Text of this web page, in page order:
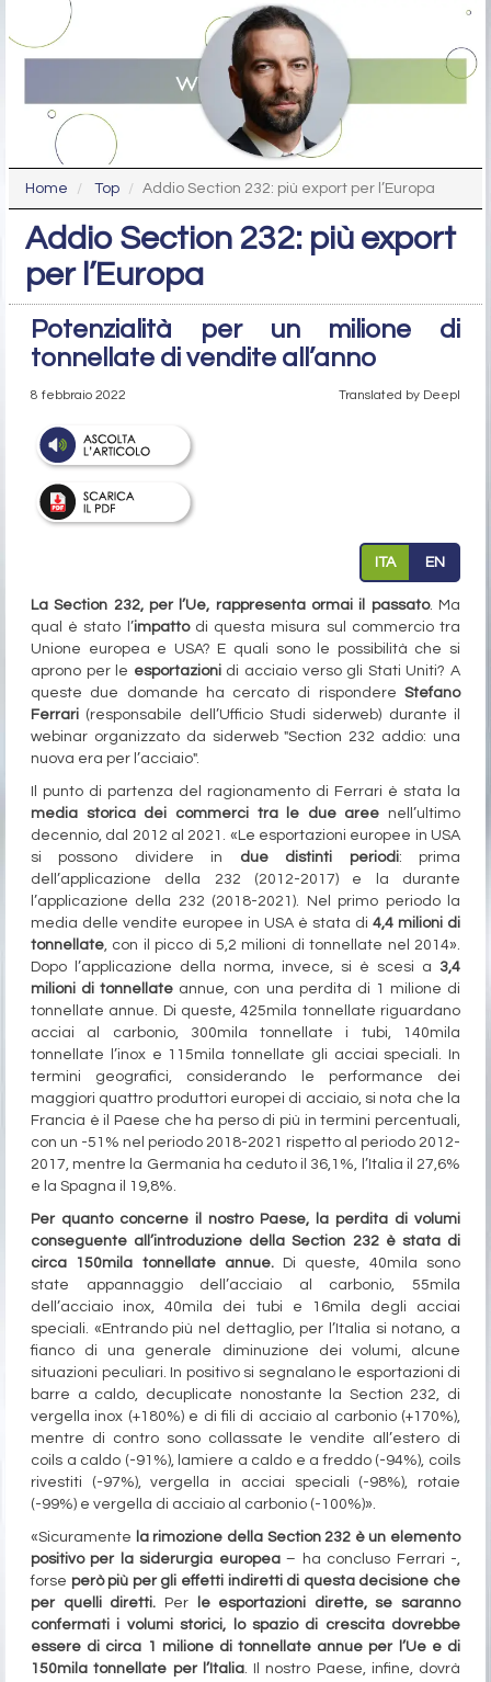
Home Top Addio Section 232: più export per l’Europa
Addio Section 232: più export
per l’Europa
Potenzialità per un milione di
tonnellate di vendite all’anno
8 febbraio 2022 Translated by Deepl
ITA EN
La Section 232, per l’Ue, rappresenta ormai il passato. Ma
qual è stato l’impattodi questa misura sul commercio tra
Unione europea e USA? E quali sono le possibilità che si
aprono per le esportazionidi acciaio verso gli Stati Uniti? A
queste due domande ha cercato di rispondere Stefano
Ferrari (responsabile dell’Ufficio Studi siderweb) durante il
webinar organizzato da siderweb "Section 232 addio: una
nuova era per l’acciaio".
Il punto di partenza del ragionamento di Ferrari è stata la
media storica dei commerci tra le due aree nell’ultimo
decennio, dal 2012 al 2021. «Le esportazioni europee in USA
si possono dividere in due distinti periodi: prima
dell’applicazione della 232 (2012-2017) e la durante
l’applicazione della 232 (2018-2021). Nel primo periodo la
media delle vendite europee in USA è stata di 4,4 milioni di
tonnellate, con il picco di 5,2 milioni di tonnellate nel 2014».
Dopo l’applicazione della norma, invece, si è scesi a 3,4
milioni di tonnellate annue, con una perdita di 1 milione di
tonnellate annue. Di queste, 425mila tonnellate riguardano
acciai al carbonio, 300mila tonnellate i tubi, 140mila
tonnellate l’inox e 115mila tonnellate gli acciai speciali. In
termini geografici, considerando le performance dei
maggiori quattro produttori europei di acciaio, si nota che la
Francia è il Paese che ha perso di più in termini percentuali,
con un -51% nel periodo 2018-2021 rispetto al periodo 2012-
2017, mentre la Germania ha ceduto il 36,1%, l’Italia il 27,6%
e la Spagna il 19,8%.
Per quanto concerne il nostro Paese, la perdita di volumi
conseguente all’introduzione della Section 232 è stata di
circa 150mila tonnellate annue.Di queste, 40mila sono
state appannaggio dell’acciaio al carbonio, 55mila
dell’acciaio inox, 40mila dei tubi e 16mila degli acciai
speciali. «Entrando più nel dettaglio, per l’Italia si notano, a
fianco di una generale diminuzione dei volumi, alcune
situazioni peculiari. In positivo si segnalano le esportazioni di
barre a caldo, decuplicate nonostante la Section 232, di
vergella inox (+180%) e di fili di acciaio al carbonio (+170%),
mentre di contro sono collassate le vendite all’estero di
coils a caldo (-91%), lamiere a caldo e a freddo (-94%), coils
rivestiti (-97%), vergella in acciai speciali (-98%), rotaie
(-99%) e vergella di acciaio al carbonio (-100%)».
«Sicuramente
la rimozione della Section 232 è un elemento
positivo per la siderurgia europea– ha concluso Ferrari -,
forse però più per gli effetti indiretti di questa decisione che
per quelli diretti. Perle esportazioni dirette, se saranno
confermati i volumi storici, lo spazio di crescita dovrebbe
essere di circa 1 milione di tonnellate annue per l’Ue e di
150mila tonnellate per l’Italia. Il nostro Paese, infine, dovrà